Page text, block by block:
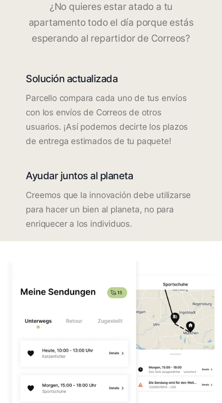
¿No quieres estar atado a tu
apartamento todo el día porque estás
esperando al repartidor de Correos?
Solución actualizada
Parcello compara cada uno de tus envíos
con los envíos de Correos de otros
usuarios. ¡Así podemos decirte los plazos
de entrega estimados de tu paquete!
Ayudar juntos al planeta
Creemos que la innovación debe utilizarse
para hacer un bien al planeta, no para
enriquecer a los individuos.